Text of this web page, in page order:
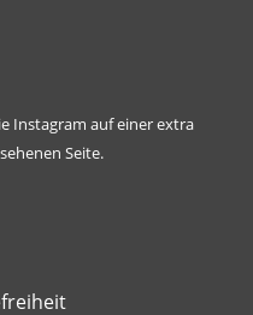
Instagram auf einer extra
Seite.